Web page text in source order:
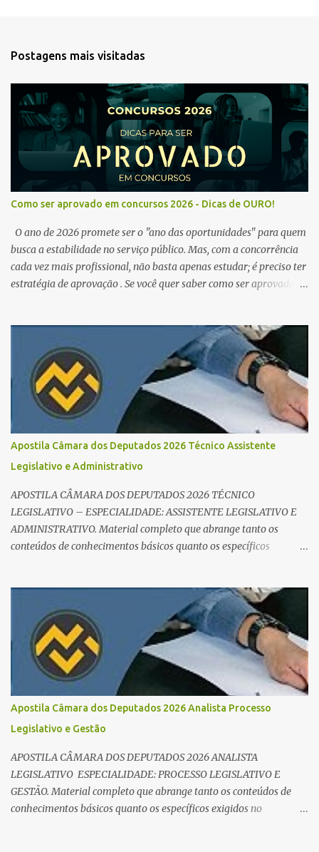
Postagens mais visitadas
Como ser aprovado em concursos 2026 - Dicas de OURO!
O ano de 2026 promete ser o "ano das oportunidades" para quem
busca a estabilidade no serviço público. Mas, com a concorrência
cada vez mais profissional, não basta apenas estudar; é preciso ter
estratégia de aprovação . Se você quer saber como ser aprovado
Edital Verticalizado Não comece a estudar sem ler o edital. A dica
de ouro é criar um edital verticalizado . Liste todos os tópicos e
marque seu progresso (Teoria / Resumo / Questões). Isso evita que
você perca tempo com conteúdos irrelevantes e garante que você
bata todo o conteúdo programático. Palavras-chave para o seu
sucesso: Cronograma de estudos dinâmico; Técnica Pomodoro
para foco total; Foco em disciplinas básicas (Português, RLM e
Direito Administrativo). 🔄 2. Revisão Espaç...
Apostila Câmara dos Deputados 2026 Técnico Assistente
Legislativo e Administrativo
APOSTILA CÂMARA DOS DEPUTADOS 2026 TÉCNICO
LEGISLATIVO – ESPECIALIDADE: ASSISTENTE LEGISLATIVO E
ADMINISTRATIVO. Material completo que abrange tanto os
conteúdos de conhecimentos básicos quanto os específicos
realidade, e o cargo de Analista Legislativo (Processo Legislativo e
Gestão) se destaca como uma das melhores oportunidades do ano.
Com exigência de nível superior em qualquer área, o certame
oferece 35 vagas imediatas e salários que ultrapassam os R$ 30
mil . O que estudar para Processo Legislativo e Gestão? Para vencer
a concorrência da banca Cebraspe , o candidato precisa dominar o
conteúdo programático dividido em: Conhecimentos Básicos:
Português, Inglês, Raciocínio Lógico e Informática/Dados.
Conhecimentos Específicos: O "coração" da prova. É essencial focar
no Regimento Interno da Câmara dos Deputa...
Apostila Câmara dos Deputados 2026 Analista Processo
Legislativo e Gestão
APOSTILA CÂMARA DOS DEPUTADOS 2026 ANALISTA
LEGISLATIVO ESPECIALIDADE: PROCESSO LEGISLATIVO E
GESTÃO. Material completo que abrange tanto os conteúdos de
conhecimentos básicos quanto os específicos exigidos no